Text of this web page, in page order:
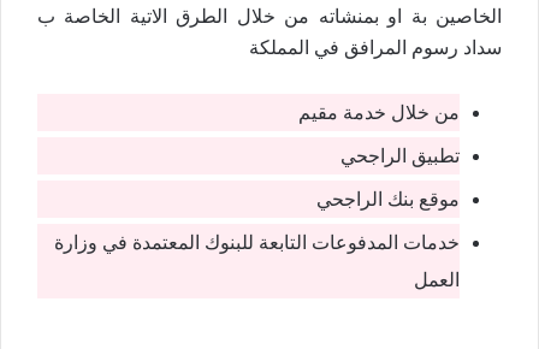
الخاصين بة او بمنشاته من خلال الطرق الاتية الخاصة ب
سداد رسوم المرافق في المملكة
من خلال خدمة مقيم
تطبيق الراجحي
موقع بنك الراجحي
خدمات المدفوعات التابعة للبنوك المعتمدة في وزارة
العمل